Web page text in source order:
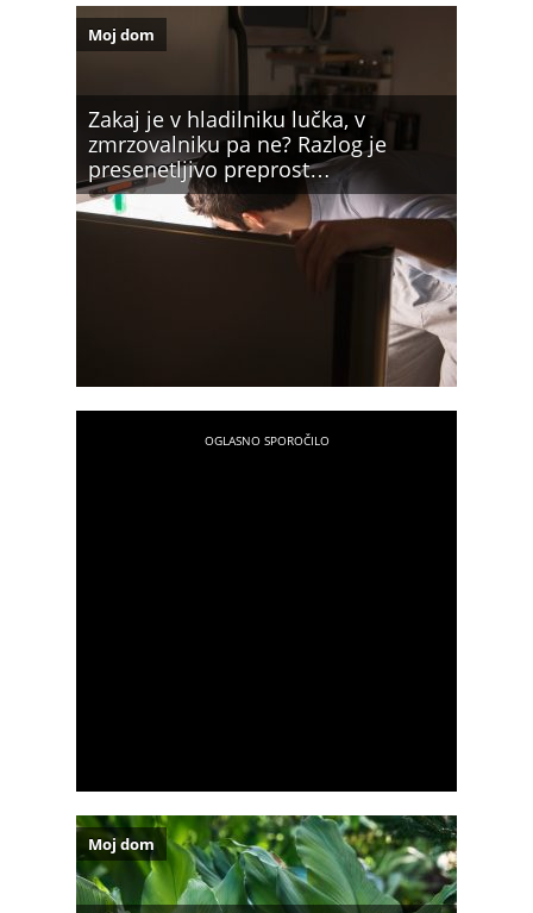
Zakaj je v hladilniku lučka, v
zmrzovalniku pa ne? Razlog je
presenetljivo preprost…
Moj dom
Moj dom